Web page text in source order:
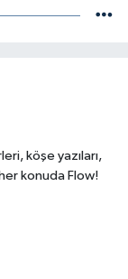
köşe yazıları,
konuda Flow!